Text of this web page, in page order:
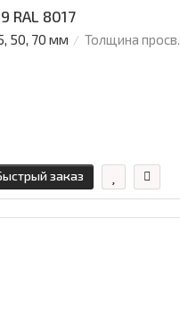
RAL 8017
50, 70 мм Толщина просв.
заказ